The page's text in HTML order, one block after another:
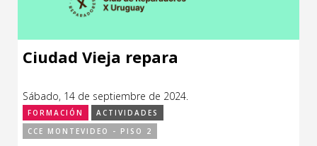
Medio Ambiente
Sin categoría
Ciudad Vieja repara
Sábado, 14 de septiembre de 2024.
FORMACIÓN
ACTIVIDADES
CCE MONTEVIDEO - PISO 2